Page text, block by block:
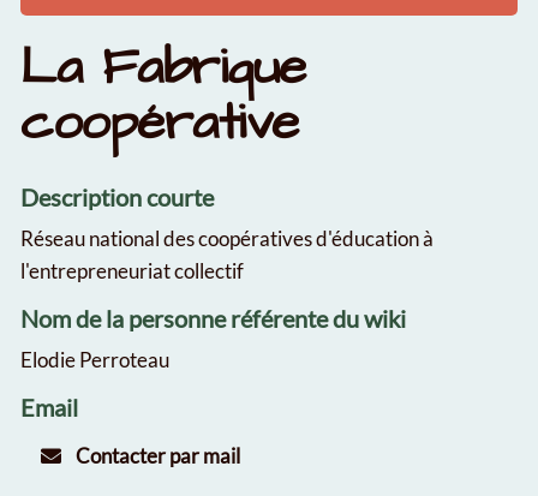
La Fabrique
coopérative
Description courte
Réseau national des coopératives d'éducation à
l'entrepreneuriat collectif
Nom de la personne référente du wiki
Elodie Perroteau
Email
Contacter par mail